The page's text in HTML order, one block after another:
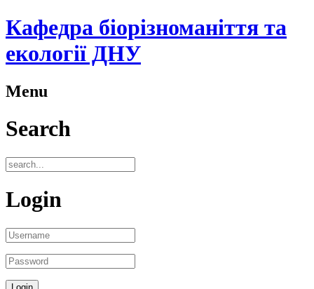
Кафедра біорізноманіття та
екології ДНУ
Menu
Search
Login